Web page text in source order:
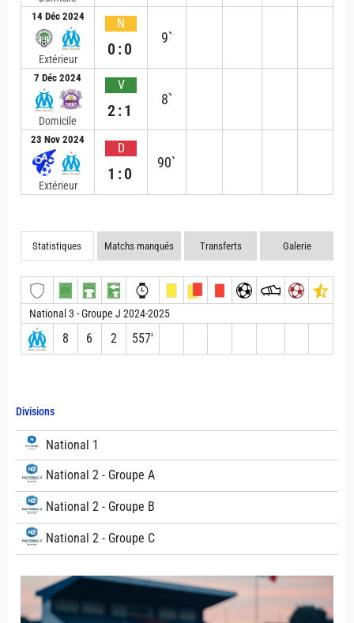
Divisions
National 1
National 2 - Groupe A
National 2 - Groupe B
National 2 - Groupe C
14 Déc 2024
Extérieur
N
0:0
9`
7 Déc 2024
Domicile
V
2:1
8`
23 Nov 2024
Extérieur
D
1:0
90`
Statistiques Matchs manqués Transferts Galerie
National 3 - Groupe J 2024-2025
8 6 2 557′